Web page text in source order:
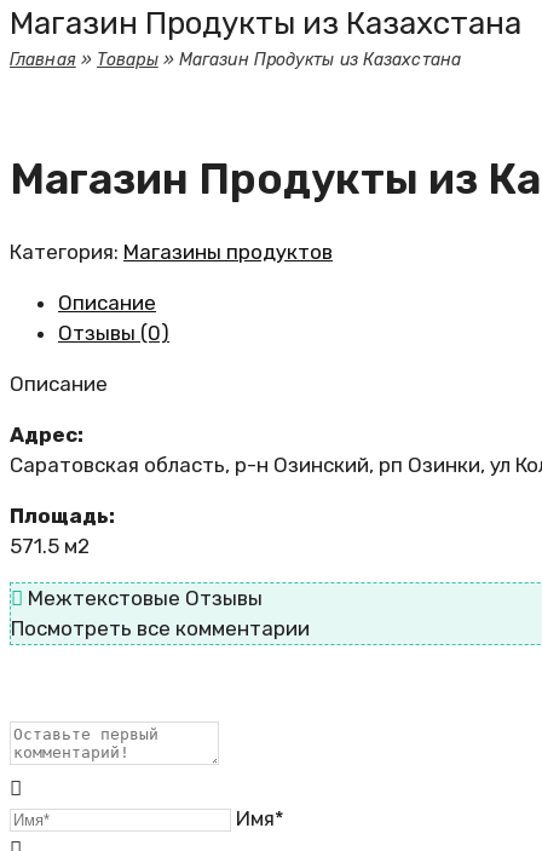
Магазин Продукты из Казахстана
Главная» Товары» Магазин Продукты из Казахстана
Магазин Продукты из
Категория: Магазины продуктов
Описание
Отзывы (0)
Описание
Адрес:
Саратовская область, р-н Озинский, рп Озинки, ул
Площадь:
571.5 м2
Межтекстовые Отзывы
Посмотреть все комментарии
Имя*